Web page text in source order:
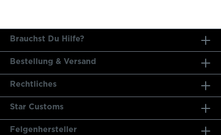
Brauchst Du Hilfe?
Bestellung & Versand
Rechtliches
Star Customs
Felgenhersteller